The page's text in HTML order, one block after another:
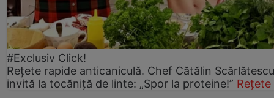
#Exclusiv Click!
Rețete rapide anticaniculă. Chef Cătălin
invită la tocăniță de linte: „Spor la proteine!” Rețete